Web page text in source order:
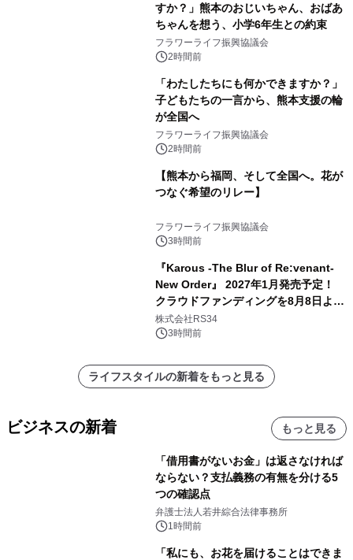
すか？」熊本のおじいちゃん、おばあ
ちゃんを想う、小学6年生との約束
フラワーライフ振興協議会
2時間前
「わたしたちにも何かできますか？」
子どもたちの一言から、熊本支援の輪
が全国へ
フラワーライフ振興協議会
2時間前
【熊本から福岡、そして全国へ。花が
つなぐ希望のリレー】
フラワーライフ振興協議会
3時間前
『Karous -The Blur of Re:venant-
New Order』 2027年1月発売予定！
クラウドファンディングを8月8日より
開始
株式会社RS34
3時間前
ライフスタイルの新着をもっと見る
ビジネスの新着 もっと見る
「借用書がないお金」は返さなければ
ならない？支払義務の有無を分ける5
つの確認点
弁護士法人若井綜合法律事務所
1時間前
「私にも、お花を届けることはできま